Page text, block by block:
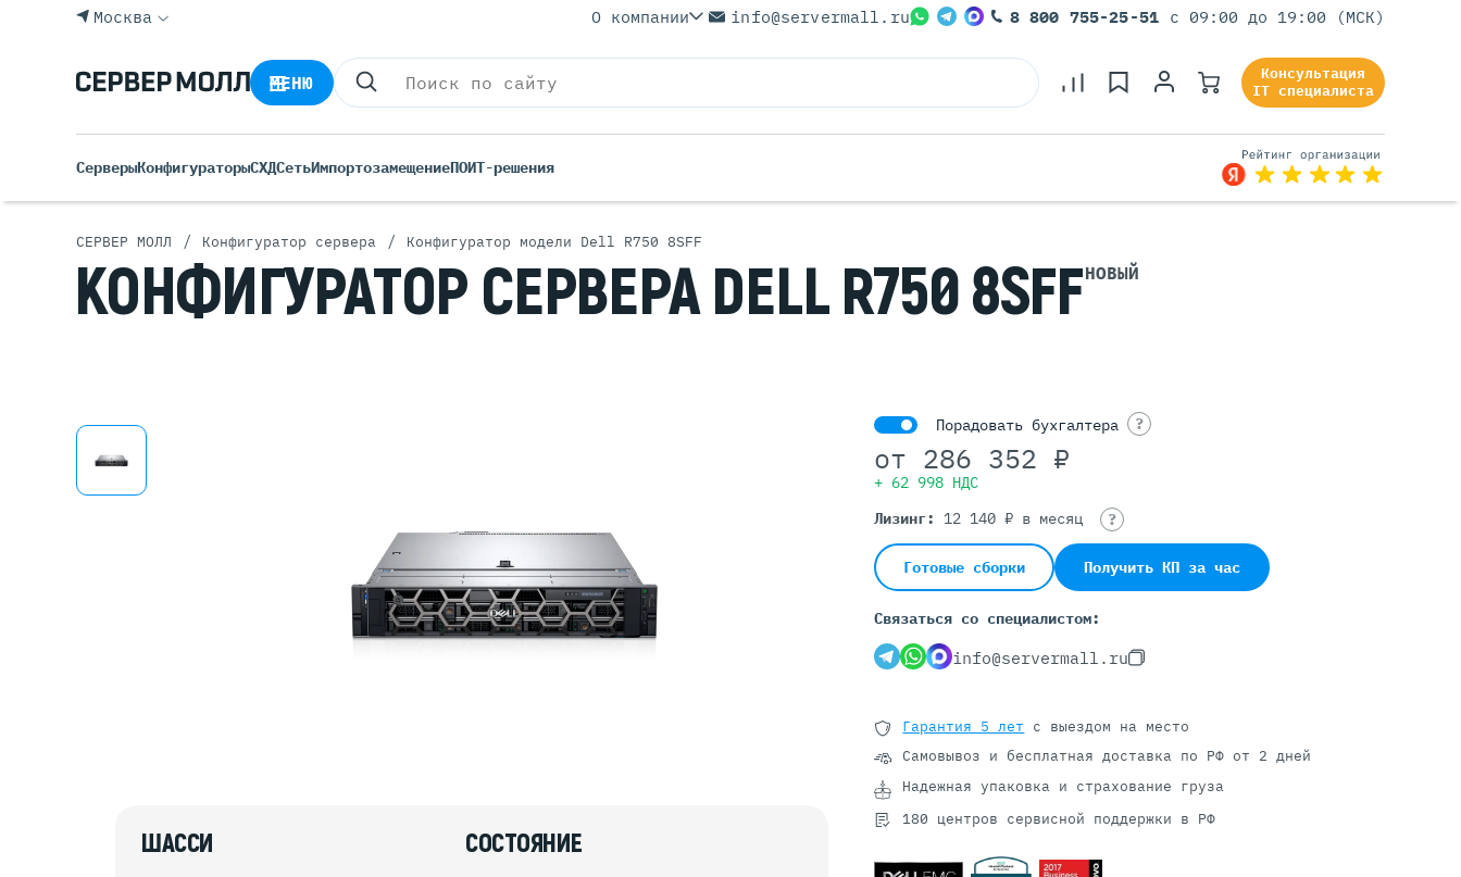
Все Серверы
Rack Серверы
Бренды
Серверы Lenovo
Серверы GIGABYTE
Серверы Huawei Atlas
Серверы Под Задачи
Серверы Для ИИ
Серверы DELL
DELL G17
DELL G16
HPE Gen10 Plus
Серверы С GPU
С GPU AMD
С GPU Huawei Ascend
С 8 GPU
Москва О компании info@servermall.ru 8 800 755-25-51 с 09:00 до 19:00 (МСК)
МЕНЮ
Консультация
IT специалиста
СерверыКонфигураторыСХДСетьИмпортозамещениеПОИТ-решения
СЕРВЕР МОЛЛ / Конфигуратор сервера / Конфигуратор модели Dell R750 8SFF
КОНФИГУРАТОР СЕРВЕРА DELL R750 8SFFНОВЫЙ
ШАССИ СОСТОЯНИЕ
Порадовать бухгалтера ?
от 286 352 ₽
+ 62 998 НДС
Лизинг: 12 140 ₽ в месяц ?
Готовые сборки Получить КП за час
Связаться со специалистом:
info@servermall.ru
Гарантия 5 лет с выездом на место
Самовывоз и бесплатная доставка по РФ от 2 дней
Надежная упаковка и страхование груза
180 центров сервисной поддержки в РФ